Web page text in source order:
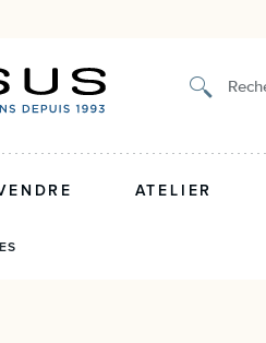
Authenticité certifiée et
ATELIER